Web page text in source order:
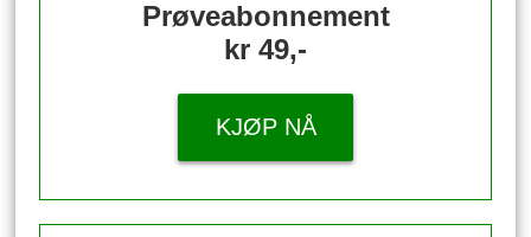
Prøveabonnement
kr 49,-
KJØP NÅ